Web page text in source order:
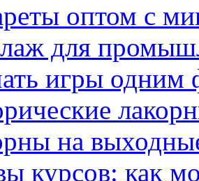
оптом с
для
игры одним
на
курсов: как